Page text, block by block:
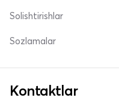
Solishtirishlar
Sozlamalar
Kontaktlar